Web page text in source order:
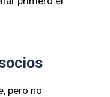
pero no